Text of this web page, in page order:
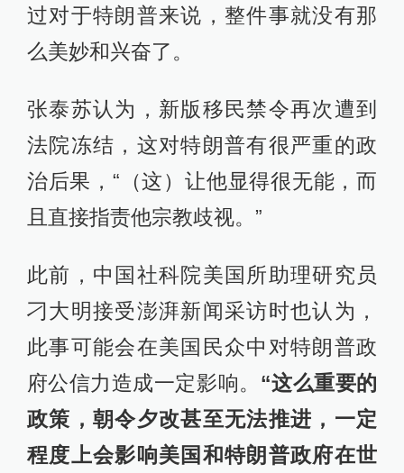
过对于特朗普来说，整件事就没有那
么美妙和兴奋了。
张泰苏认为，新版移民禁令再次遭到
法院冻结，这对特朗普有很严重的政
治后果，“（这）让他显得很无能，而
且直接指责他宗教歧视。”
此前，中国社科院美国所助理研究员
刁大明接受澎湃新闻采访时也认为，
此事可能会在美国民众中对特朗普政
府公信力造成一定影响。 “这么重要的
政策，朝令夕改甚至无法推进，一定
程度上会影响美国和特朗普政府在世